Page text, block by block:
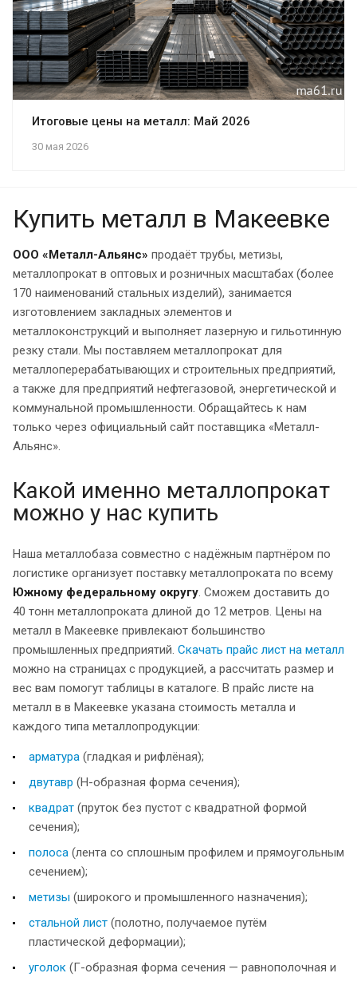
30 мая 2026
Итоговые цены на металл: Май 2026
Купить металл в Макеевке
ООО «Металл-Альянс» продаёт трубы, метизы,
металлопрокат в оптовых и розничных масштабах (более
170 наименований стальных изделий), занимается
изготовлением закладных элементов и
металлоконструкций и выполняет лазерную и гильотинную
резку стали. Мы поставляем металлопрокат для
металлоперерабатывающих и строительных предприятий,
а также для предприятий нефтегазовой, энергетической и
коммунальной промышленности. Обращайтесь к нам
только через официальный сайт поставщика «Металл-
Альянс».
Какой именно металлопрокат
можно у нас купить
Наша металлобаза совместно с надёжным партнёром по
логистике организует поставку металлопроката по всему
Южному федеральному округу. Сможем доставить до
40 тонн металлопроката длиной до 12 метров. Цены на
металл в Макеевке привлекают большинство
промышленных предприятий. Скачать прайс лист на металл
можно на страницах с продукцией, а рассчитать размер и
вес вам помогут таблицы в каталоге. В прайс листе на
металл в в Макеевке указана стоимость металла и
каждого типа металлопродукции:
арматура (гладкая и рифлёная);
двутавр (Н-образная форма сечения);
квадрат (пруток без пустот с квадратной формой
сечения);
полоса (лента со сплошным профилем и прямоугольным
сечением);
метизы (широкого и промышленного назначения);
стальной лист (полотно, получаемое путём
пластической деформации);
уголок (Г-образная форма сечения — равнополочная и